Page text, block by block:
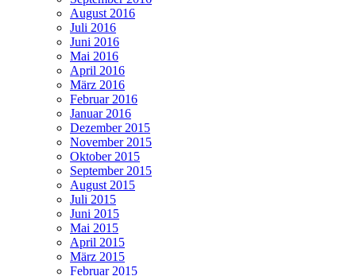
August 2016
Juli 2016
Juni 2016
Mai 2016
April 2016
März 2016
Februar 2016
Januar 2016
Dezember 2015
November 2015
Oktober 2015
September 2015
August 2015
Juli 2015
Juni 2015
Mai 2015
April 2015
März 2015
Februar 2015